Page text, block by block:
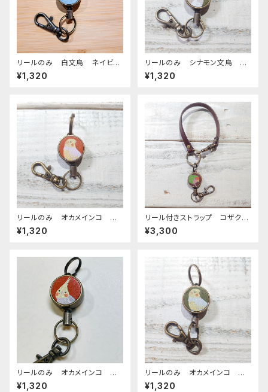
リールのみ 白文鳥 ネイビ
ー 文鳥 ブンチョウ ぶんちょ
う
¥1,320
リールのみ シナモン文鳥 グ
リーン 文鳥 ぶんちょう ブン
チョウ
¥1,320
リールのみ オカメインコ ル
チノー レッドブラウン おかめ
いんこ
¥1,320
リール付きストラップ コザクラ
インコ ノーマル ブラウン ×
ダークブラウン こざくらいん
¥3,300
リールのみ オカメインコ シ
ナモンパール レッドブラウン
¥1,320
リールのみ オカメインコ ル
チノー グリーン おかめいん
¥1,320